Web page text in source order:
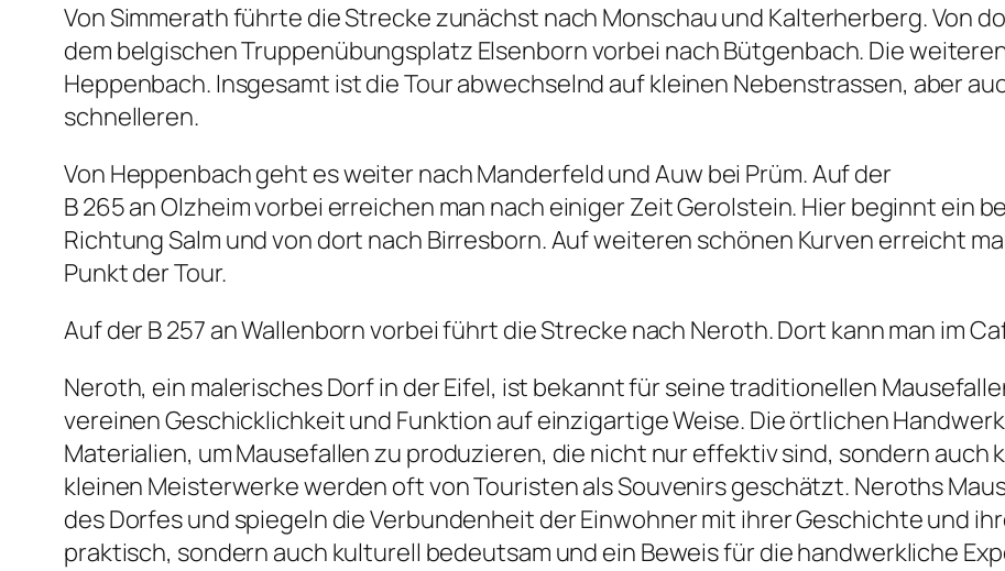
Von Simmerath führte die Strecke zunächst nach Monschau und Kalterherberg. Von
dem belgischen Truppenübungsplatz Elsenborn vorbei nach Bütgenbach. Die
Heppenbach. Insgesamt ist die Tour abwechselnd auf kleinen Nebenstrassen, aber
schnelleren.
Von Heppenbach geht es weiter nach Manderfeld und Auw bei Prüm. Auf der
B 265 an Olzheim vorbei erreichen man nach einiger Zeit Gerolstein. Hier beginnt ein
Richtung Salm und von dort nach Birresborn. Auf weiteren schönen Kurven erreicht
Punkt der Tour.
Auf der B 257 an Wallenborn vorbei führt die Strecke nach Neroth. Dort kann man im
Neroth, ein malerisches Dorf in der Eifel, ist bekannt für seine traditionellen
vereinen Geschicklichkeit und Funktion auf einzigartige Weise. Die örtlichen
Materialien, um Mausefallen zu produzieren, die nicht nur effektiv sind, sondern
kleinen Meisterwerke werden oft von Touristen als Souvenirs geschätzt. Neroths
des Dorfes und spiegeln die Verbundenheit der Einwohner mit ihrer Geschichte und
praktisch, sondern auch kulturell bedeutsam und ein Beweis für die handwerkliche